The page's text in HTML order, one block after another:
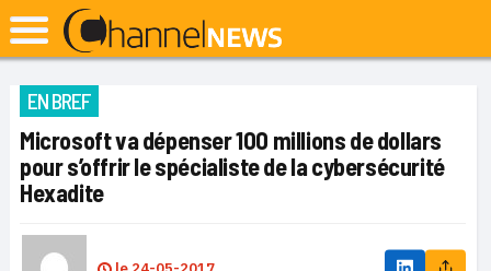
EN BREF
Microsoft va dépenser 100 millions de dollars
pour s’offrir le spécialiste de la cybersécurité
Hexadite